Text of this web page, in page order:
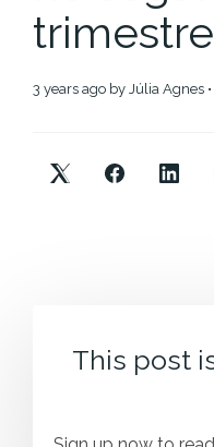
3 years ago by Júlia Agnes
This post